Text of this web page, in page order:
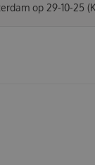
op 29-10-25